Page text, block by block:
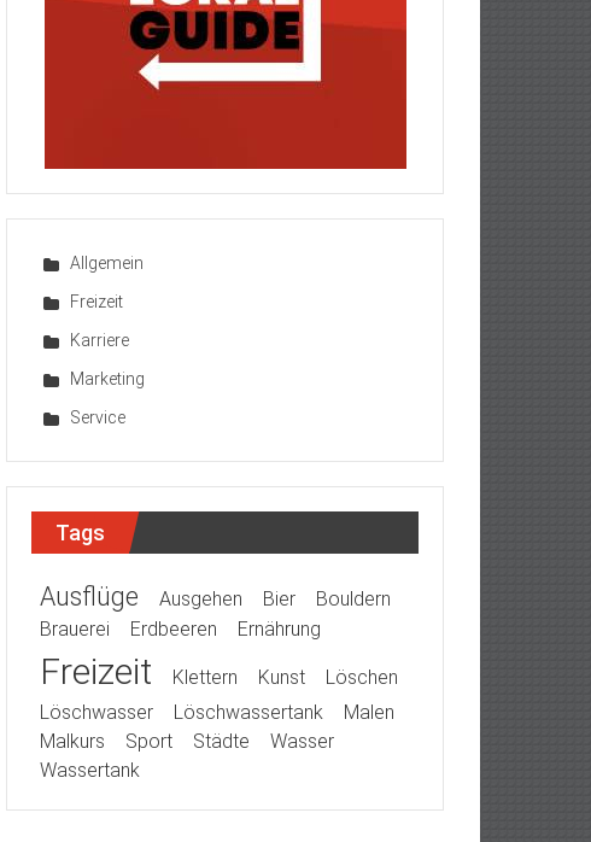
Allgemein
Freizeit
Karriere
Marketing
Service
Tags
Ausflüge Ausgehen Bier
Bouldern
Brauerei
Erdbeeren Ernährung
Freizeit Klettern Kunst
Löschen
Löschwasser
Löschwassertank
Malen
Malkurs
Sport Städte
Wasser
Wassertank